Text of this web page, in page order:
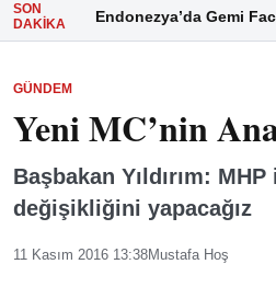
SON
DAKIKA
Endonezya’da Gemi
GÜNDEM
Yeni MC’nin
Başbakan Yıldırım:
değişikliğini yapacağız
11 Kasım 2016 13:38Mustafa Hoş